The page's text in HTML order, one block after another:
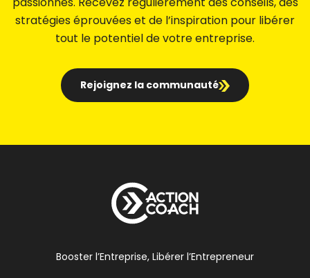
stratégies éprouvées et de l’inspiration pour libérer
tout le potentiel de votre entreprise.
Rejoignez la communauté
Booster l’Entreprise, Libérer l’Entrepreneur